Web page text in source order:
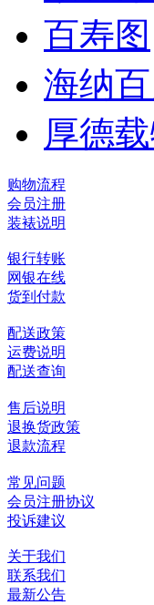
百寿图
海纳
厚德
购物流程
会员注册
装裱说明
银行转账
网银在线
货到付款
配送政策
运费说明
配送查询
售后说明
退换货政策
退款流程
常见问题
会员注册协议
投诉建议
关于我们
联系我们
最新公告